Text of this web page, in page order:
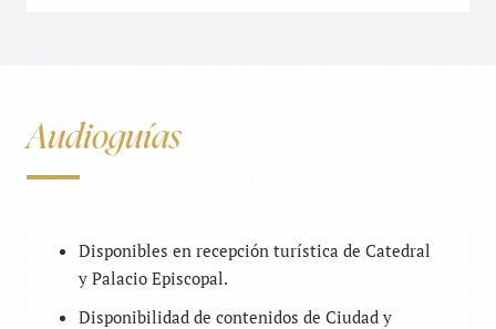
Audioguías
Disponibles en recepción turística de Catedral
y Palacio Episcopal.
Disponibilidad de contenidos de Ciudad y